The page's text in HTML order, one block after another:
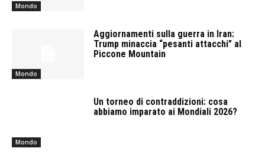
Mondo
Mondo
Aggiornamenti sulla guerra in Iran:
Trump minaccia “pesanti attacchi” al
Piccone Mountain
Mondo
Un torneo di contraddizioni: cosa
abbiamo imparato ai Mondiali 2026?